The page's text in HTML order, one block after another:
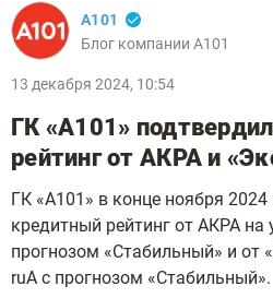
A101
Блог компании A101
13 декабря 2024, 10:54
ГК «А101»
рейтинг от АКРА и
ГК «А101» в конце ноября 2024
кредитный рейтинг от АКРА на
прогнозом «Стабильный» и от
ruA с прогнозом «Стабильный».